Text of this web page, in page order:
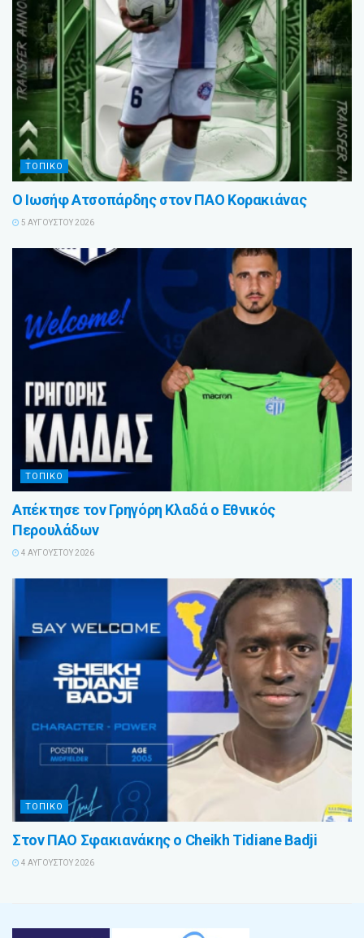
ΤΟΠΙΚΟ
Ο Ιωσήφ Ατσοπάρδης στον ΠΑΟ Κορακιάνας
5 ΑΥΓΟΎΣΤΟΥ 2026
ΤΟΠΙΚΟ
Απέκτησε τον Γρηγόρη Κλαδά ο Εθνικός
Περουλάδων
4 ΑΥΓΟΎΣΤΟΥ 2026
ΤΟΠΙΚΟ
Στον ΠΑΟ Σφακιανάκης ο Cheikh Tidiane Badji
4 ΑΥΓΟΎΣΤΟΥ 2026